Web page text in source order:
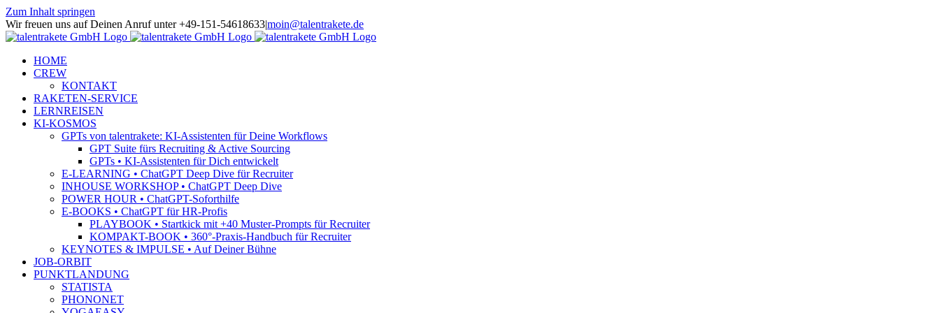
Zum Inhalt springen
Wir freuen uns auf Deinen Anruf unter +49-151-54618633|moin@talentrakete.de
HOME
CREW
KONTAKT
RAKETEN-SERVICE
LERNREISEN
KI-KOSMOS
GPTs von talentrakete: KI-Assistenten für Deine Workflows
GPT Suite fürs Recruiting & Active Sourcing
GPTs • KI-Assistenten für Dich entwickelt
E-LEARNING • ChatGPT Deep Dive für Recruiter
INHOUSE WORKSHOP • ChatGPT Deep Dive
POWER HOUR • ChatGPT-Soforthilfe
E-BOOKS • ChatGPT für HR-Profis
PLAYBOOK • Startkick mit +40 Muster-Prompts für Recruiter
KOMPAKT-BOOK • 360°-Praxis-Handbuch für Recruiter
KEYNOTES & IMPULSE • Auf Deiner Bühne
JOB-ORBIT
PUNKTLANDUNG
STATISTA
PHONONET